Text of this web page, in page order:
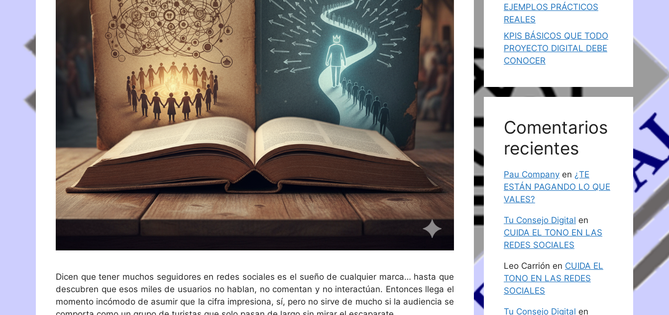
Dicen que tener muchos seguidores en redes sociales es el sueño de cualquier marca… hasta que
descubren que esos miles de usuarios no hablan, no comentan y no interactúan. Entonces llega el
momento incómodo de asumir que la cifra impresiona, sí, pero no sirve de mucho si la audiencia se
EJEMPLOS PRÁCTICOS
REALES
KPIS BÁSICOS QUE TODO
PROYECTO DIGITAL DEBE
CONOCER
Comentarios
recientes
Pau Company en ¿TE
ESTÁN PAGANDO LO QUE
VALES?
Tu Consejo Digital en
CUIDA EL TONO EN LAS
REDES SOCIALES
Leo Carrión en CUIDA EL
TONO EN LAS REDES
SOCIALES
Tu Consejo Digital en